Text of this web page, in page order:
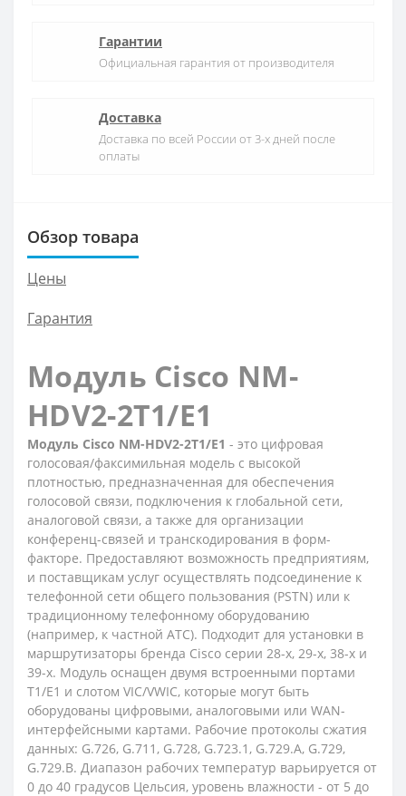
Гарантии
Официальная гарантия от производителя
Доставка
Доставка по всей России от 3-х дней после
оплаты
Обзор товара
Цены
Гарантия
Модуль Cisco NM-
HDV2-2T1/E1
Модуль Cisco NM-HDV2-2T1/E1 - это цифровая
голосовая/факсимильная модель с высокой
плотностью, предназначенная для обеспечения
голосовой связи, подключения к глобальной сети,
аналоговой связи, а также для организации
конференц-связей и транскодирования в форм-
факторе. Предоставляют возможность предприятиям,
и поставщикам услуг осуществлять подсоединение к
телефонной сети общего пользования (PSTN) или к
традиционному телефонному оборудованию
(например, к частной ATC). Подходит для установки в
маршрутизаторы бренда Cisco серии 28-х, 29-х, 38-х и
39-х. Модуль оснащен двумя встроенными портами
T1/E1 и слотом VIC/VWIC, которые могут быть
оборудованы цифровыми, аналоговыми или WAN-
интерфейсными картами. Рабочие протоколы сжатия
данных: G.726, G.711, G.728, G.723.1, G.729.A, G.729,
G.729.B. Диапазон рабочих температур варьируется от
0 до 40 градусов Цельсия, уровень влажности - от 5 до